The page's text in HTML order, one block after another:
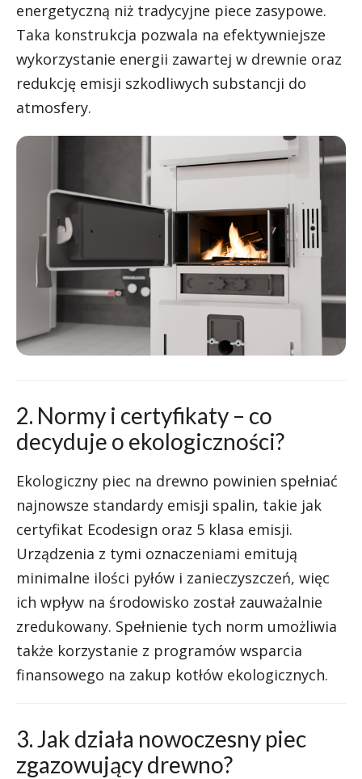
energetyczną niż tradycyjne piece zasypowe.
Taka konstrukcja pozwala na efektywniejsze
wykorzystanie energii zawartej w drewnie oraz
redukcję emisji szkodliwych substancji do
atmosfery.
2. Normy i certyfikaty – co
decyduje o ekologiczności?
Ekologiczny piec na drewno powinien spełniać
najnowsze standardy emisji spalin, takie jak
certyfikat Ecodesign oraz 5 klasa emisji.
Urządzenia z tymi oznaczeniami emitują
minimalne ilości pyłów i zanieczyszczeń, więc
ich wpływ na środowisko został zauważalnie
zredukowany. Spełnienie tych norm umożliwia
także korzystanie z programów wsparcia
finansowego na zakup kotłów ekologicznych.
3. Jak działa nowoczesny piec
zgazowujący drewno?